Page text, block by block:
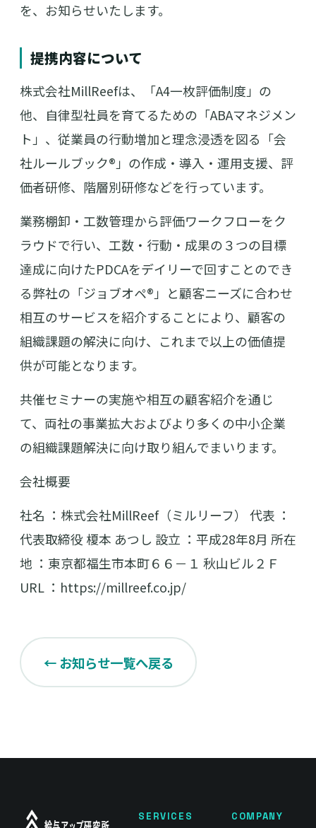
を、お知らせいたします。
提携内容について
株式会社MillReefは、「A4一枚評価制度」の
他、自律型社員を育てるための「ABAマネジメン
ト」、従業員の行動増加と理念浸透を図る「会
社ルールブック®」の作成・導入・運用支援、評
価者研修、階層別研修などを行っています。
業務棚卸・工数管理から評価ワークフローをク
ラウドで行い、工数・行動・成果の３つの目標
達成に向けたPDCAをデイリーで回すことのでき
る弊社の「ジョブオペ®」と顧客ニーズに合わせ
相互のサービスを紹介することにより、顧客の
組織課題の解決に向け、これまで以上の価値提
供が可能となります。
共催セミナーの実施や相互の顧客紹介を通じ
て、両社の事業拡大およびより多くの中小企業
の組織課題解決に向け取り組んでまいります。
会社概要
社名 ：株式会社MillReef（ミルリーフ） 代表 ：
代表取締役 榎本 あつし 設立 ：平成28年8月 所在
地 ：東京都福生市本町６６－１ 秋山ビル２Ｆ
URL ：https://millreef.co.jp/
← お知らせ一覧へ戻る
SERVICES COMPANY